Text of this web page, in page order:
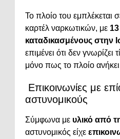
Το πλοίο του εμπλέκεται
καρτέλ ναρκωτικών, με
καταδικασμένους στην
επιμένει ότι δεν γνωρίζει
μόνο πως το πλοίο
Επικοινωνίες με
αστυνομικούς
Σύμφωνα με υλικό από
αστυνομικός είχε